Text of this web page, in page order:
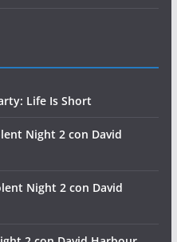
Life Is Short
Night 2 con David
Night 2 con David